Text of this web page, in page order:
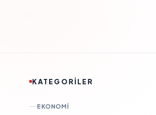
KATEGORİLER
EKONOMI